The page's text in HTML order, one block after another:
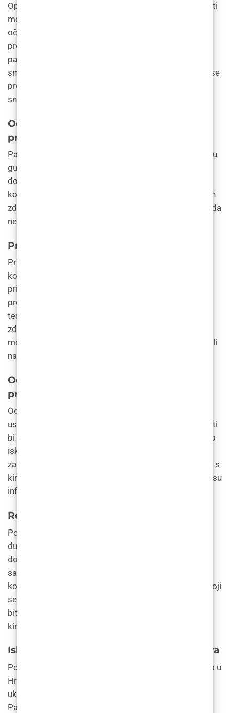
Oporavak nakon povećanja brade presađivanjem kosti
može trajati nekoliko tjedana, a pacijenti bi trebali
očekivati otekline, modrice i nelagodu. Kirurg će
propisati lijekove protiv bolova za ublažavanje boli, a
pacijenti će morati držati glavu podignutu kako bi
smanjili oteklinu. Tijekom perioda oporavka također se
preporučuje konzumacija meke hrane i izbjegavanje
snažnih aktivnosti. Neophodni su kontrolni
Odabir pacijenata za povećanje brade
presađivanjem kosti
Pacijenti koji su dobrog općeg zdravlja, imaju dovoljnu
gustoću kostiju i imaju realna očekivanja obično su
dobri kandidati za povećanje brade presađivanjem
kosti. Međutim, pacijenti koji imaju povijest određenih
zdravstvenih stanja ili uzimaju određene lijekove možda
neće biti prikladni za postupak.
Preoperativna procjena
Prije podvrgavanja povećanju brade presađivanjem
kosti, pacijenti će biti podvrgnuti temeljitoj
prijeoperativnoj procjeni, koja može uključivati krvne
pretrage, rendgenske snimke i CT snimke. Ovi se
testovi koriste za procjenu pacijentovog ukupnog
zdravlja i gustoće kostiju te za prepoznavanje svih
mogućih komplikacija koje se mogu pojaviti tijekom ili
nakon operacije.
Odabir kirurga za povećanje brade
presađivanjem kosti
Odabir kvalificiranog i iskusnog kirurga ključan je za
uspjeh povećanja brade presađivanjem kosti. Pacijenti
bi trebali potražiti kirurga koji je certificiran, ima veliko
iskustvo u izvođenju zahvata i ima dobru evidenciju
zadovoljstva pacijenata. Online pregledi i konzultacije s
kirurgom također mogu pomoći pacijentima da donesu
informiranu odluku.
Rezultati i dugoročni izgledi
Povećanje brade presađivanjem kosti može dati
dugotrajne rezultate, pri čemu mnogi pacijenti
doživljavaju poboljšanu ravnotežu lica i povećanje
samopouzdanja. Međutim, postoji rizik od
komplikacija, poput infekcije ili pomaka implantata, koji
se mogu pojaviti tijekom vremena. Pacijenti bi trebali
biti svjesni ovih rizika i redovito kontrolirati svog
kirurga kako bi pratili dugovječnost brade.
Iskustvo pacijenata u Poliklinici Superiora
Poliklinika Superiora je ugledna zdravstvena ustanova u
Hrvatskoj koja se specijalizirala za estetsku kirurgiju,
uključujući povećanje brade presađivanjem kosti.
Pacijenti koji su obavili zahvat u Poliklinici Superiora